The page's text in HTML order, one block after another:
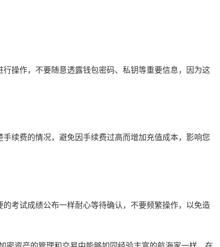
行操作，不要随意透露钱包密码、私钥等重要信息，因为这
续费的情况，避免因手续费过高而增加充值成本，影响您
考试成绩公布一样耐心等待确认，不要频繁操作，以免造